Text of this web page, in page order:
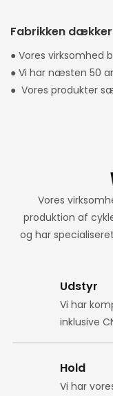
Fabrikken
● Vores virksomhed
● Vi har næsten 50
● Vores produkter
Vores
produktion af
og har
Udstyr
Vi har
inklusive
Hold
Vi har